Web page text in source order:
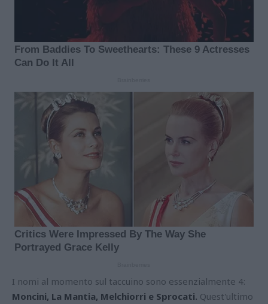
I nomi al momento sul taccuino sono essenzialmente 4:
Moncini, La Mantia, Melchiorri e Sprocati. Quest'ultimo